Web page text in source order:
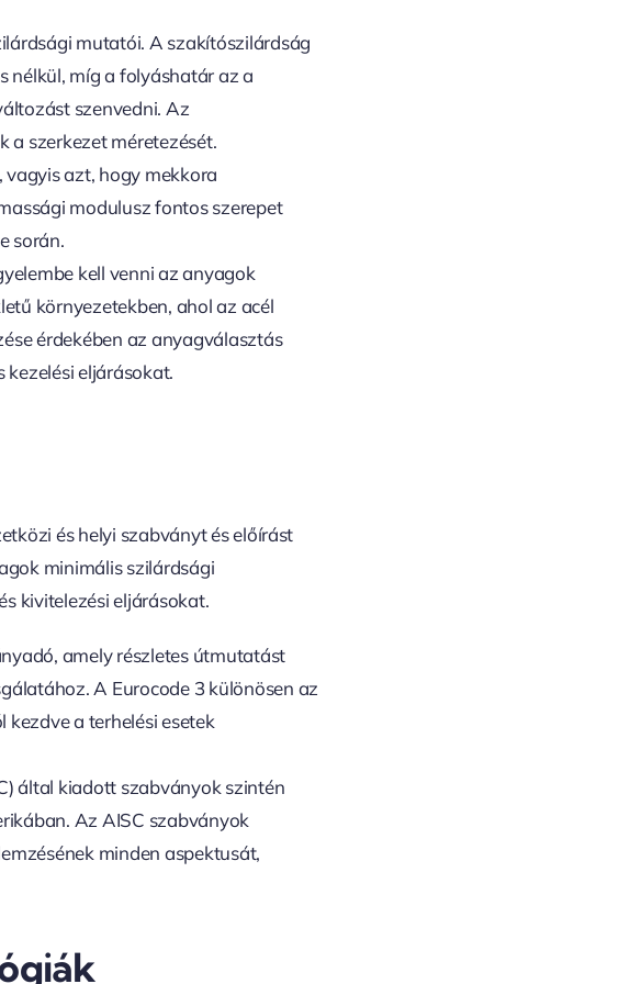
mutatói. A szakítószilárdság
nélkül, míg a folyáshatár az a
szenvedni. Az
a szerkezet méretezését.
vagyis azt, hogy mekkora
modulusz fontos szerepet
során.
kell venni az anyagok
környezetekben, ahol az acél
érdekében az anyagválasztás
eljárásokat.
és helyi szabványt és előírást
minimális szilárdsági
kivitelezési eljárásokat.
amely részletes útmutatást
A Eurocode 3 különösen az
a terhelési esetek
által kiadott szabványok szintén
Az AISC szabványok
minden aspektusát,